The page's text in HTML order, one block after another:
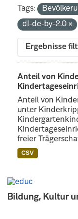
Bildung, Kultur
Tags:
dl-de-by-2.0
Ergebnisse
Anteil von
Anteil von
unter
freier
CSV